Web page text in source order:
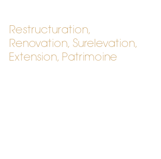
Restructuration,
Renovation, Surelevation,
Extension, Patrimoine